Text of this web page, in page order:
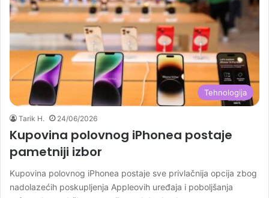
Tehnologija
Tarik H. 24/06/2026
Kupovina polovnog iPhonea postaje
pametniji izbor
Kupovina polovnog iPhonea postaje sve privlačnija opcija zbog
nadolazećih poskupljenja Appleovih uređaja i poboljšanja